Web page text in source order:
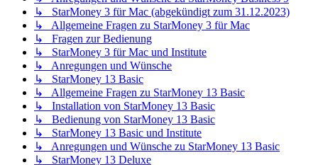
↳ StarMoney 3 für Mac (abgekündigt zum 31.12.2023)
↳ Allgemeine Fragen zu StarMoney 3 für Mac
↳ Fragen zur Bedienung
↳ StarMoney 3 für Mac und Institute
↳ Anregungen und Wünsche
↳ StarMoney 13 Basic
↳ Allgemeine Fragen zu StarMoney 13 Basic
↳ Installation von StarMoney 13 Basic
↳ Bedienung von StarMoney 13 Basic
↳ StarMoney 13 Basic und Institute
↳ Anregungen und Wünsche zu StarMoney 13 Basic
↳ StarMoney 13 Deluxe